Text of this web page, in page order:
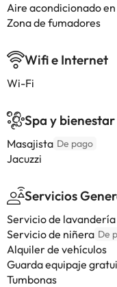
Aire acondicionado
Zona de fumadores
Wifi e Internet
Wi-Fi
Spa y bienestar
Masajista De pago
Jacuzzi
Servicios
Servicio de lavandería
Servicio de niñera De
Alquiler de vehículos
Guarda equipaje
Tumbonas